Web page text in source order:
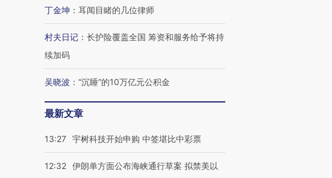
丁金坤 ： 耳闻目睹的几位律师
村夫日记 ： 长护险覆盖全国 筹资和服务给予将持
续加码
吴晓波 ： “沉睡”的10万亿元公积金
最新文章
13:27 宇树科技开始申购 中签堪比中彩票
12:32 伊朗单方面公布海峡通行草案 拟禁美以